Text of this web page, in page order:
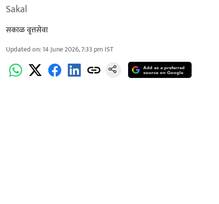
Sakal
सकाळ वृत्तसेवा
Updated on:14 June 2026, 7:33 pm IST
Add as a preferred
source on Google